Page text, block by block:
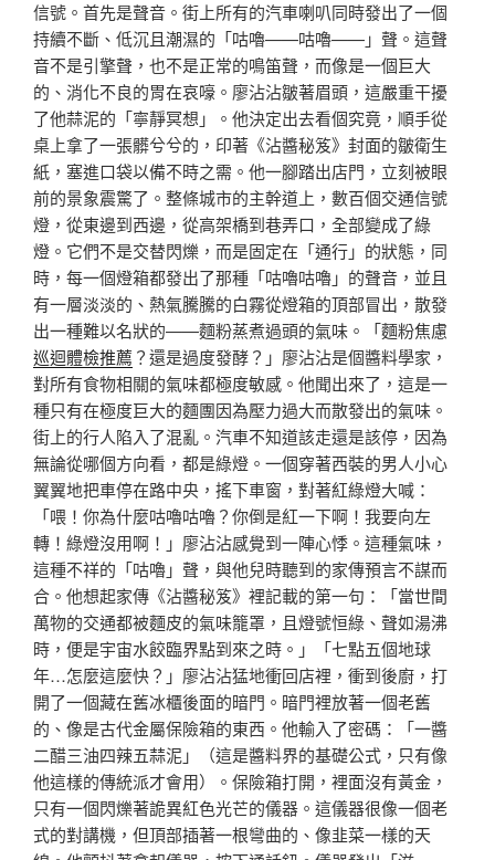
信號。首先是聲音。街上所有的汽車喇叭同時發出了一個
持續不斷、低沉且潮濕的「咕嚕——咕嚕——」聲。這聲
音不是引擎聲，也不是正常的鳴笛聲，而像是一個巨大
的、消化不良的胃在哀嚎。廖沾沾皺著眉頭，這嚴重干擾
了他蒜泥的「寧靜冥想」。他決定出去看個究竟，順手從
桌上拿了一張髒兮兮的，印著《沾醬秘笈》封面的皺衛生
紙，塞進口袋以備不時之需。他一腳踏出店門，立刻被眼
前的景象震驚了。整條城市的主幹道上，數百個交通信號
燈，從東邊到西邊，從高架橋到巷弄口，全部變成了綠
燈。它們不是交替閃爍，而是固定在「通行」的狀態，同
時，每一個燈箱都發出了那種「咕嚕咕嚕」的聲音，並且
有一層淡淡的、熱氣騰騰的白霧從燈箱的頂部冒出，散發
出一種難以名狀的——麵粉蒸煮過頭的氣味。「麵粉焦慮
巡迴體檢推薦 ？還是過度發酵？」廖沾沾是個醬料學家，
對所有食物相關的氣味都極度敏感。他聞出來了，這是一
種只有在極度巨大的麵團因為壓力過大而散發出的氣味。
街上的行人陷入了混亂。汽車不知道該走還是該停，因為
無論從哪個方向看，都是綠燈。一個穿著西裝的男人小心
翼翼地把車停在路中央，搖下車窗，對著紅綠燈大喊：
「喂！你為什麼咕嚕咕嚕？你倒是紅一下啊！我要向左
轉！綠燈沒用啊！」廖沾沾感覺到一陣心悸。這種氣味，
這種不祥的「咕嚕」聲，與他兒時聽到的家傳預言不謀而
合。他想起家傳《沾醬秘笈》裡記載的第一句：「當世間
萬物的交通都被麵皮的氣味籠罩，且燈號恒綠、聲如湯沸
時，便是宇宙水餃臨界點到來之時。」「七點五個地球
年…怎麼這麼快？」廖沾沾猛地衝回店裡，衝到後廚，打
開了一個藏在舊冰櫃後面的暗門。暗門裡放著一個老舊
的、像是古代金屬保險箱的東西。他輸入了密碼：「一醬
二醋三油四辣五蒜泥」（這是醬料界的基礎公式，只有像
他這樣的傳統派才會用）。保險箱打開，裡面沒有黃金，
只有一個閃爍著詭異紅色光芒的儀器。這儀器很像一個老
式的對講機，但頂部插著一根彎曲的、像韭菜一樣的天